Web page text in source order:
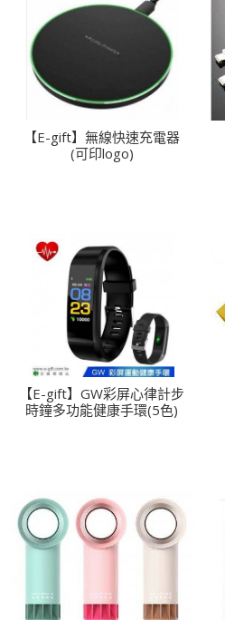
【E-gift】無線快速充電器
(可印logo)
【E-gift】GW彩屏心律計步
時鐘多功能健康手環(5色)